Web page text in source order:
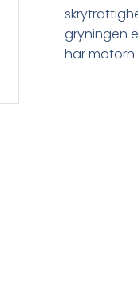
gryningen
här motorn